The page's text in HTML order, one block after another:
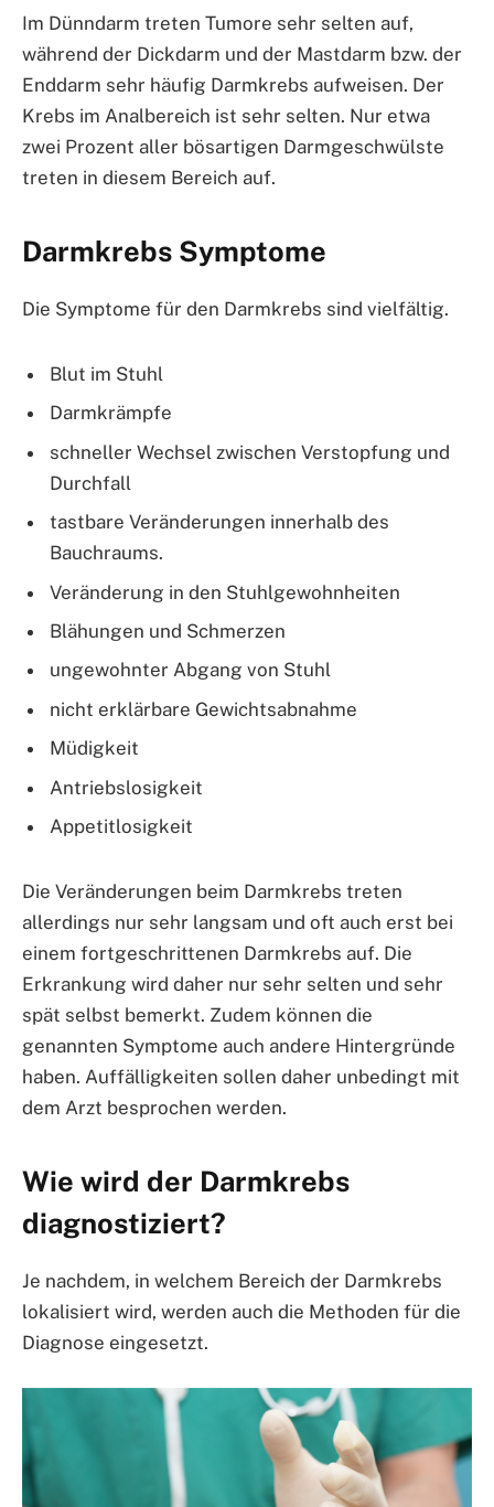
Im Dünndarm treten Tumore sehr selten auf,
während der Dickdarm und der Mastdarm bzw. der
Enddarm sehr häufig Darmkrebs aufweisen. Der
Krebs im Analbereich ist sehr selten. Nur etwa
zwei Prozent aller bösartigen Darmgeschwülste
treten in diesem Bereich auf.
Darmkrebs Symptome
Die Symptome für den Darmkrebs sind vielfältig.
Blut im Stuhl
Darmkrämpfe
schneller Wechsel zwischen Verstopfung und
Durchfall
tastbare Veränderungen innerhalb des
Bauchraums.
Veränderung in den Stuhlgewohnheiten
Blähungen und Schmerzen
ungewohnter Abgang von Stuhl
nicht erklärbare Gewichtsabnahme
Müdigkeit
Antriebslosigkeit
Appetitlosigkeit
Die Veränderungen beim Darmkrebs treten
allerdings nur sehr langsam und oft auch erst bei
einem fortgeschrittenen Darmkrebs auf. Die
Erkrankung wird daher nur sehr selten und sehr
spät selbst bemerkt. Zudem können die
genannten Symptome auch andere Hintergründe
haben. Auffälligkeiten sollen daher unbedingt mit
dem Arzt besprochen werden.
Wie wird der Darmkrebs
diagnostiziert?
Je nachdem, in welchem Bereich der Darmkrebs
lokalisiert wird, werden auch die Methoden für die
Diagnose eingesetzt.